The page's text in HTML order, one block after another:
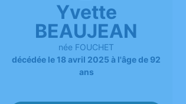
Yvette
BEAUJEAN
née FOUCHET
décédée le 18 avril 2025 à l'âge de 92
ans